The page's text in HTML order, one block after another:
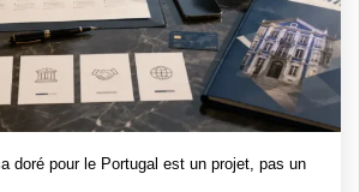
doré pour le Portugal est un projet, pas un